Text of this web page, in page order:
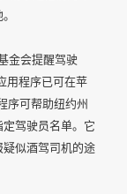
金会提醒驾驶
用程序已可在苹
序可帮助纽约州
驾驶员名单。它
似酒驾司机的途